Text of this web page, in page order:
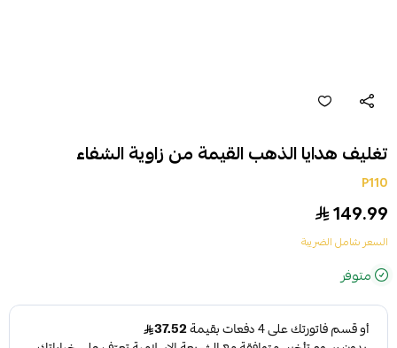
تغليف هدايا الذهب القيمة من زاوية الشفاء
P110
149.99
السعر شامل الضريبة
متوفر